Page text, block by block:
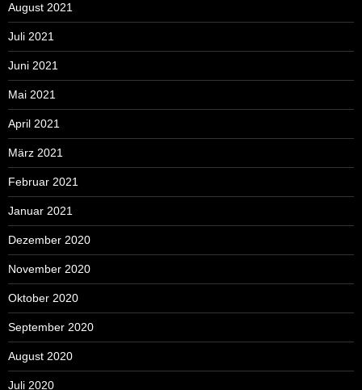
August 2021
Juli 2021
Juni 2021
Mai 2021
April 2021
März 2021
Februar 2021
Januar 2021
Dezember 2020
November 2020
Oktober 2020
September 2020
August 2020
Juli 2020